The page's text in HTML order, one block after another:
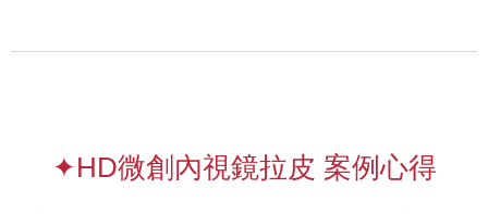
✦HD微創內視鏡拉皮 案例心得